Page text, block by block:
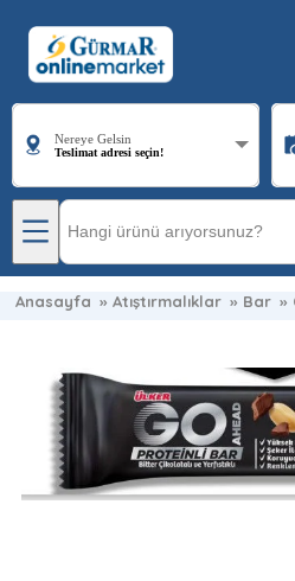
Nereye Gelsin
Teslimat adresi seçin!
Anasayfa » Atıştırmalıklar » Bar »